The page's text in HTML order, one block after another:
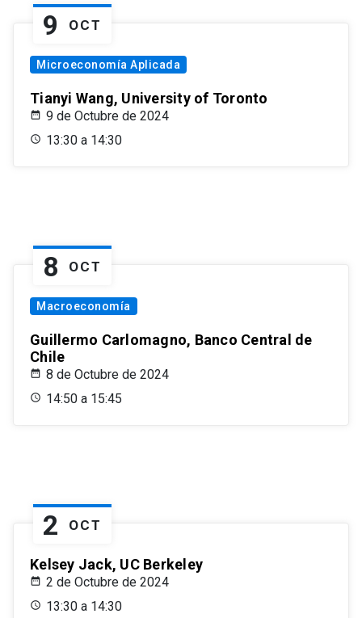
9 OCT
Microeconomía Aplicada
Tianyi Wang, University of Toronto
9 de Octubre de 2024
13:30 a 14:30
8 OCT
Macroeconomía
Guillermo Carlomagno, Banco Central de
Chile
8 de Octubre de 2024
14:50 a 15:45
2 OCT
Kelsey Jack, UC Berkeley
2 de Octubre de 2024
13:30 a 14:30